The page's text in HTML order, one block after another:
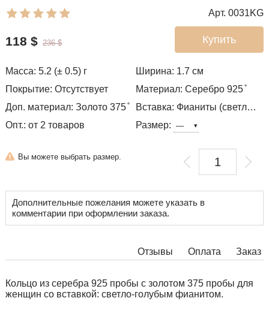
Арт. 0031KG
Купить
118 $ 236 $
Масса: 5.2 (± 0.5) г Ширина: 1.7 см
Покрытие: Отсутствует
Материал: Серебро 925 ̊
Доп. материал: Золото 375 ̊
Вставка: Фианиты (светло-голубой цвет)
Опт.: от 2 товаров
Размер:
Вы можете выбрать размер.
Дополнительные пожелания можете указать в
комментарии при оформлении заказа.
Отзывы Заказ
Оплата
Кольцо из серебра 925 пробы с золотом 375 пробы для
женщин со вставкой: светло-голубым фианитом.